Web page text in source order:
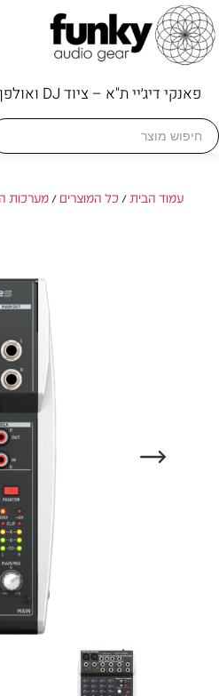
פאנקי דיג׳יי ת"א – ציוד DJ ואולפן מקצועי
Search
for:
עמוד הבית/ כל המוצרים /מערכות